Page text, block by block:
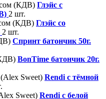
Глэйс с
2 шт.
Глэйс со
2 шт.
Спринт батончик 50г.
BonTime батончик 20г.
Rendi с тёмной
Rendi с белой